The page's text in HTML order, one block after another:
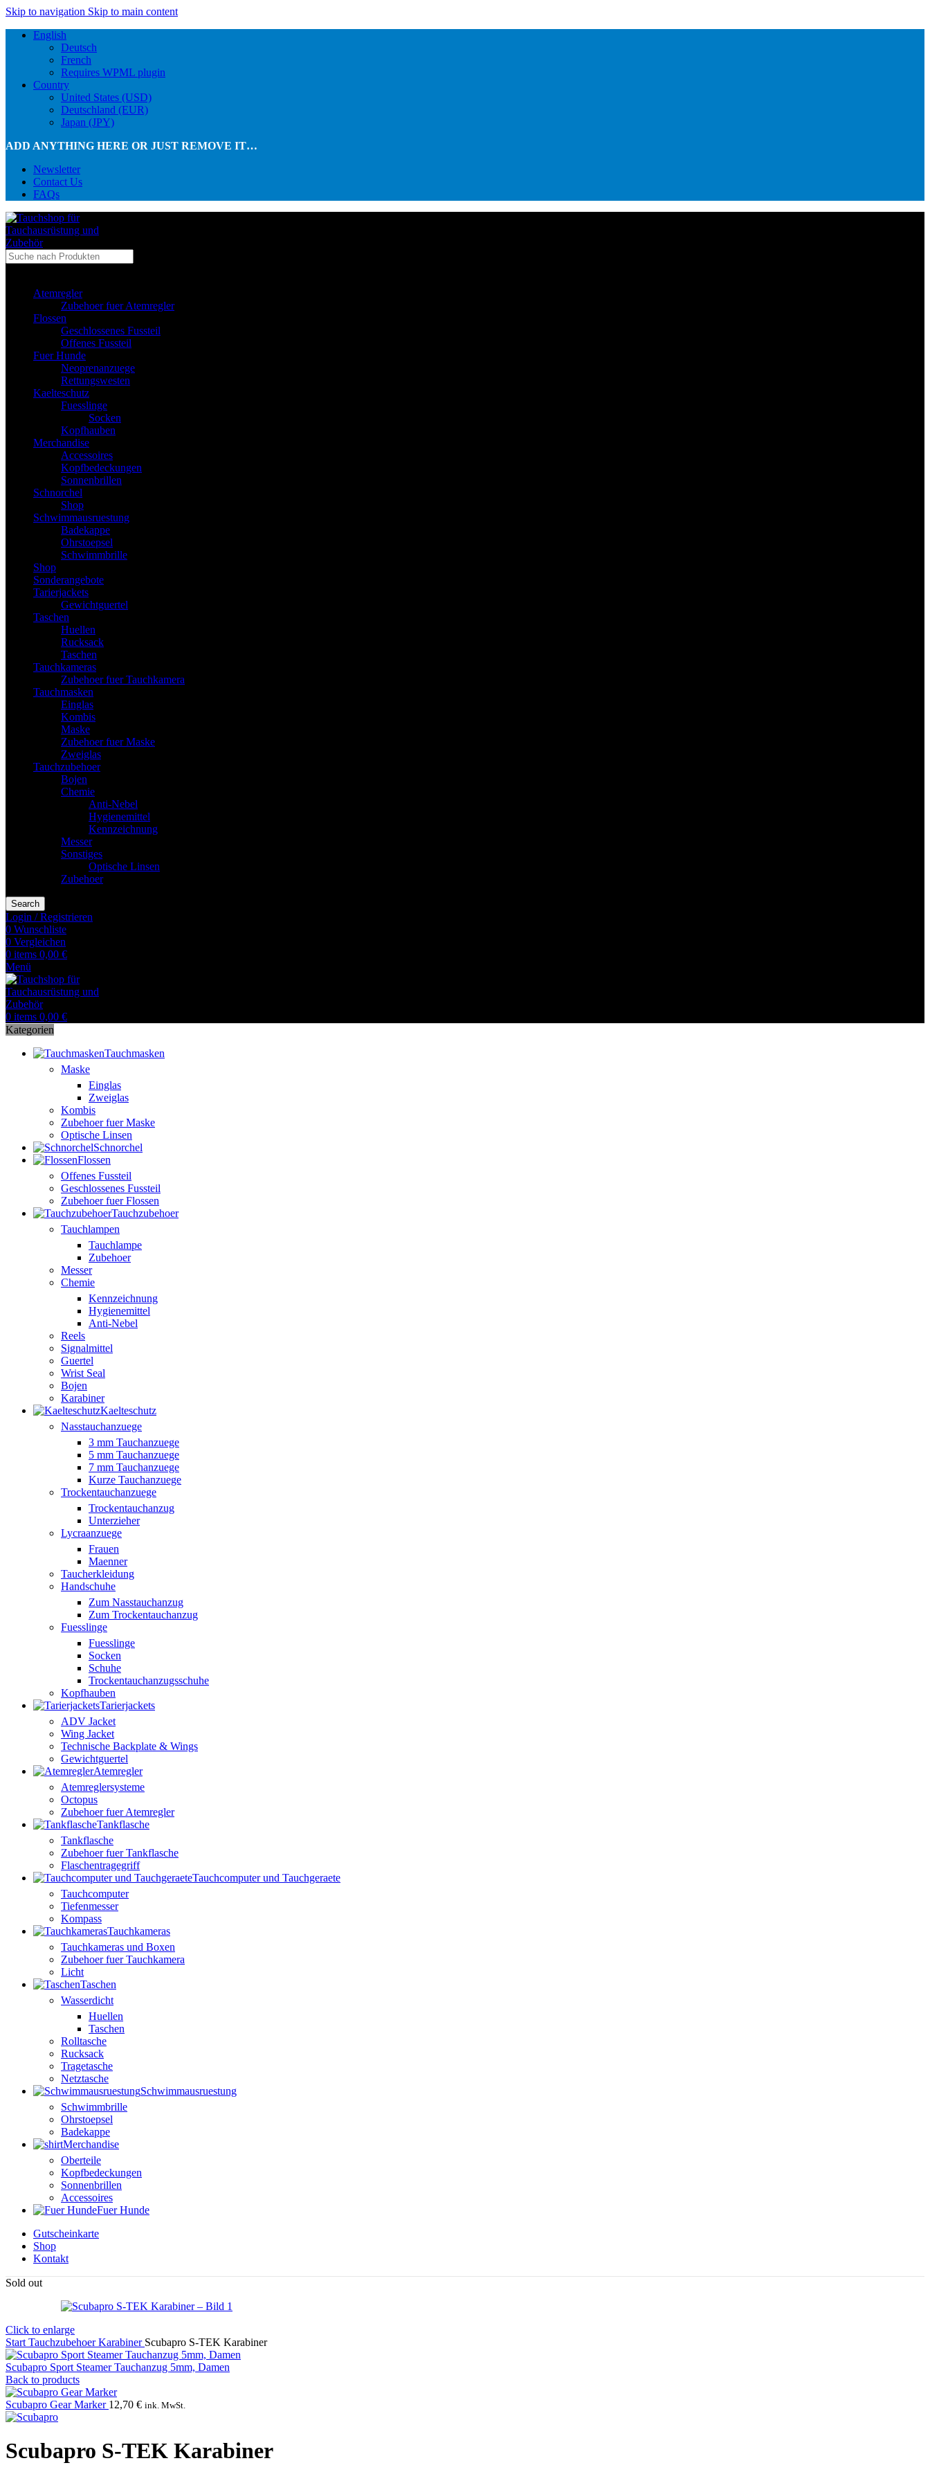
Skip to navigation Skip to main content
English
Deutsch
French
Requires WPML plugin
Country
United States (USD)
Deutschland (EUR)
Japan (JPY)
ADD ANYTHING HERE OR JUST REMOVE IT…
Newsletter
Contact Us
FAQs
Atemregler
Zubehoer fuer Atemregler
Flossen
Geschlossenes Fussteil
Offenes Fussteil
Fuer Hunde
Neoprenanzuege
Rettungswesten
Kaelteschutz
Fuesslinge
Socken
Kopfhauben
Merchandise
Accessoires
Kopfbedeckungen
Sonnenbrillen
Schnorchel
Shop
Schwimmausruestung
Badekappe
Ohrstoepsel
Schwimmbrille
Shop
Sonderangebote
Tarierjackets
Gewichtguertel
Taschen
Huellen
Rucksack
Taschen
Tauchkameras
Zubehoer fuer Tauchkamera
Tauchmasken
Einglas
Kombis
Maske
Zubehoer fuer Maske
Zweiglas
Tauchzubehoer
Bojen
Chemie
Anti-Nebel
Hygienemittel
Kennzeichnung
Messer
Sonstiges
Optische Linsen
Zubehoer
Search
Login / Registrieren
0 Wunschliste
0 Vergleichen
0 items 0,00 €
Menü
0 items 0,00 €
Kategorien
Tauchmasken
Maske
Einglas
Zweiglas
Kombis
Zubehoer fuer Maske
Optische Linsen
Schnorchel
Flossen
Offenes Fussteil
Geschlossenes Fussteil
Zubehoer fuer Flossen
Tauchzubehoer
Tauchlampen
Tauchlampe
Zubehoer
Messer
Chemie
Kennzeichnung
Hygienemittel
Anti-Nebel
Reels
Signalmittel
Guertel
Wrist Seal
Bojen
Karabiner
Kaelteschutz
Nasstauchanzuege
3 mm Tauchanzuege
5 mm Tauchanzuege
7 mm Tauchanzuege
Kurze Tauchanzuege
Trockentauchanzuege
Trockentauchanzug
Unterzieher
Lycraanzuege
Frauen
Maenner
Taucherkleidung
Handschuhe
Zum Nasstauchanzug
Zum Trockentauchanzug
Fuesslinge
Fuesslinge
Socken
Schuhe
Trockentauchanzugsschuhe
Kopfhauben
Tarierjackets
ADV Jacket
Wing Jacket
Technische Backplate & Wings
Gewichtguertel
Atemregler
Atemreglersysteme
Octopus
Zubehoer fuer Atemregler
Tankflasche
Tankflasche
Zubehoer fuer Tankflasche
Flaschentragegriff
Tauchcomputer und Tauchgeraete
Tauchcomputer
Tiefenmesser
Kompass
Tauchkameras
Tauchkameras und Boxen
Zubehoer fuer Tauchkamera
Licht
Taschen
Wasserdicht
Huellen
Taschen
Rolltasche
Rucksack
Tragetasche
Netztasche
Schwimmausruestung
Schwimmbrille
Ohrstoepsel
Badekappe
Merchandise
Oberteile
Kopfbedeckungen
Sonnenbrillen
Accessoires
Fuer Hunde
Gutscheinkarte
Shop
Kontakt
Sold out
Click to enlarge
Start TauchzubehoerKarabiner Scubapro S-TEK Karabiner
Scubapro Sport Steamer Tauchanzug 5mm, Damen
Back to products
Scubapro Gear Marker 12,70 € ink. MwSt.
Scubapro S-TEK Karabiner